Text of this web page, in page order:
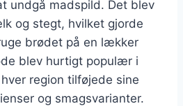
undgå madspild. Det blev
og stegt, hvilket gjorde
brødet på en lækker
blev hurtigt populær i
region tilføjede sine
og smagsvarianter.